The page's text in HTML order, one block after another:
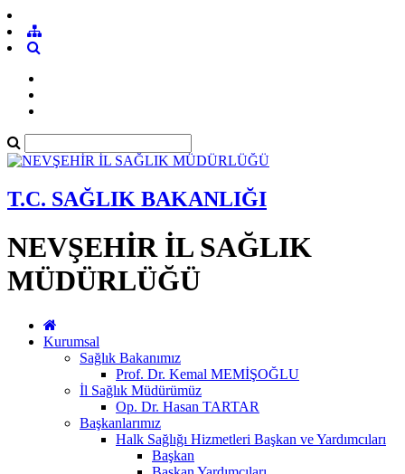
T.C. SAĞLIK BAKANLIĞI
NEVŞEHİR İL SAĞLIK
MÜDÜRLÜĞÜ
Kurumsal
Sağlık Bakanımız
Prof. Dr. Kemal MEMİŞOĞLU
İl Sağlık Müdürümüz
Op. Dr. Hasan TARTAR
Başkanlarımız
Halk Sağlığı Hizmetleri Başkan ve Yardımcıları
Başkan